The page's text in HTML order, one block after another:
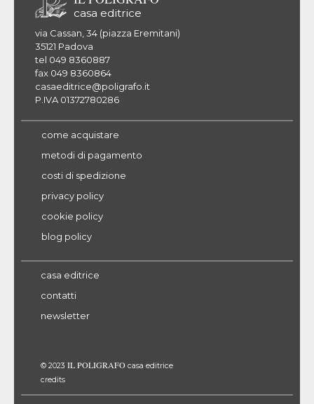
casa editrice
via Cassan, 34 (piazza Eremitani)
35121 Padova
tel 049 8360887
fax 049 8360864
casaeditrice@poligrafo.it
P.IVA 01372780286
come acquistare
metodi di pagamento
costi di spedizione
privacy policy
cookie policy
blog policy
casa editrice
contatti
newsletter
© 2023 IL POLIGRAFO casa editrice
credits